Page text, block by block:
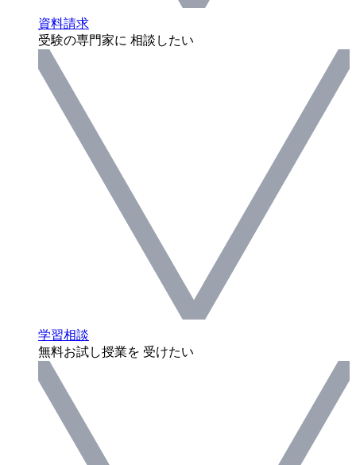
資料請求
受験の専門家に 相談したい
学習相談
無料お試し授業を 受けたい